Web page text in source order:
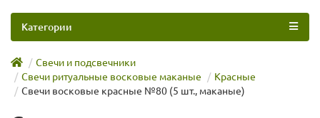
Категории
Свечи и подсвечники
Свечи ритуальные восковые маканые
Красные
Свечи восковые красные №80 (5 шт., маканые)